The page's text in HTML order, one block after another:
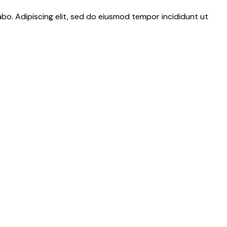
Adipiscing elit, sed do eiusmod tempor incididunt ut